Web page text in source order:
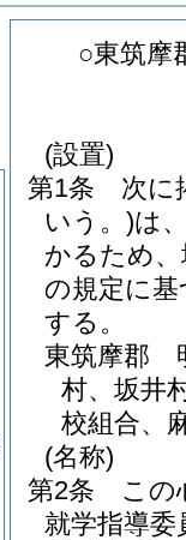
○東筑摩
(設置)
第1条
次に
いう。)は
かるため
の規定に
する。
東筑摩郡
村、坂井
校組合、
(名称)
第2条
この
就学指導委